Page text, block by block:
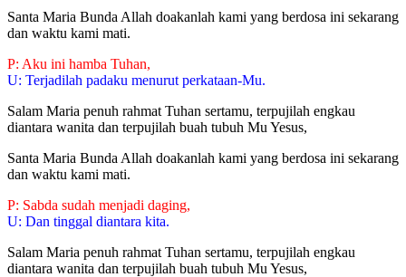
Santa Maria Bunda Allah doakanlah kami yang berdosa ini sekarang
dan waktu kami mati.
P: Aku ini hamba Tuhan,
U: Terjadilah padaku menurut perkataan-Mu.
Salam Maria penuh rahmat Tuhan sertamu, terpujilah engkau
diantara wanita dan terpujilah buah tubuh Mu Yesus,
Santa Maria Bunda Allah doakanlah kami yang berdosa ini sekarang
dan waktu kami mati.
P: Sabda sudah menjadi daging,
U: Dan tinggal diantara kita.
Salam Maria penuh rahmat Tuhan sertamu, terpujilah engkau
diantara wanita dan terpujilah buah tubuh Mu Yesus,